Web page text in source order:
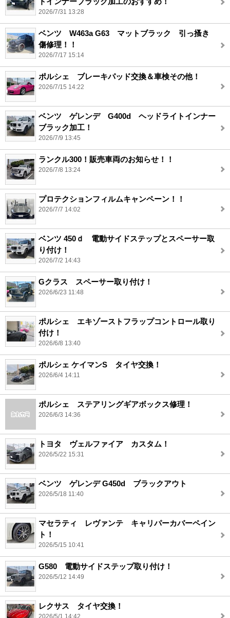
2026/7/31 13:28
ベンツ W463a G63 マットブラック 引っ搔き
傷修理！！
2026/7/17 15:14
ポルシェ ブレーキパッド交換＆車検その他！
2026/7/15 14:22
ベンツ ゲレンデ G400d ヘッドライトインナー
ブラック加工！
2026/7/9 13:45
ランクル300！販売車両のお知らせ！！
2026/7/8 13:24
プロテクションフィルムキャンペーン！！
2026/7/7 14:02
ベンツ 450ｄ 電動サイドステップとスペーサー取
り付け！
2026/7/2 14:43
Gクラス スペーサー取り付け！
2026/6/23 11:48
ポルシェ エキゾーストフラップコントロール取り
付け！
2026/6/8 13:40
ポルシェ ケイマンS タイヤ交換！
2026/6/4 14:11
ポルシェ ステアリングギアボックス修理！
2026/6/3 14:36
トヨタ ヴェルファイア カスタム！
2026/5/22 15:31
ベンツ ゲレンデ G450d ブラックアウト
2026/5/18 11:40
マセラティ レヴァンテ キャリパーカバーペイン
ト！
2026/5/15 10:41
G580 電動サイドステップ取り付け！
2026/5/12 14:49
レクサス タイヤ交換！